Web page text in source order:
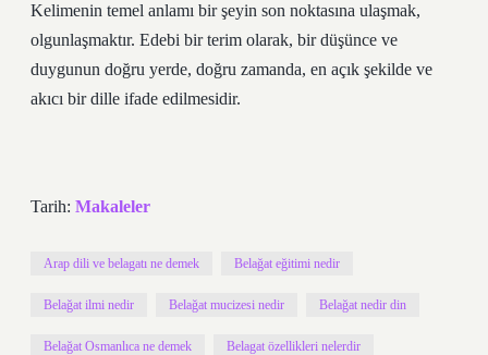
Kelimenin temel anlamı bir şeyin son noktasına ulaşmak,
olgunlaşmaktır. Edebi bir terim olarak, bir düşünce ve
duygunun doğru yerde, doğru zamanda, en açık şekilde ve
akıcı bir dille ifade edilmesidir.
Tarih: Makaleler
Arap dili ve belagatı ne demek Belağat eğitimi nedir
Belağat ilmi nedir Belağat mucizesi nedir Belağat nedir din
Belağat Osmanlıca ne demek Belagat özellikleri nelerdir